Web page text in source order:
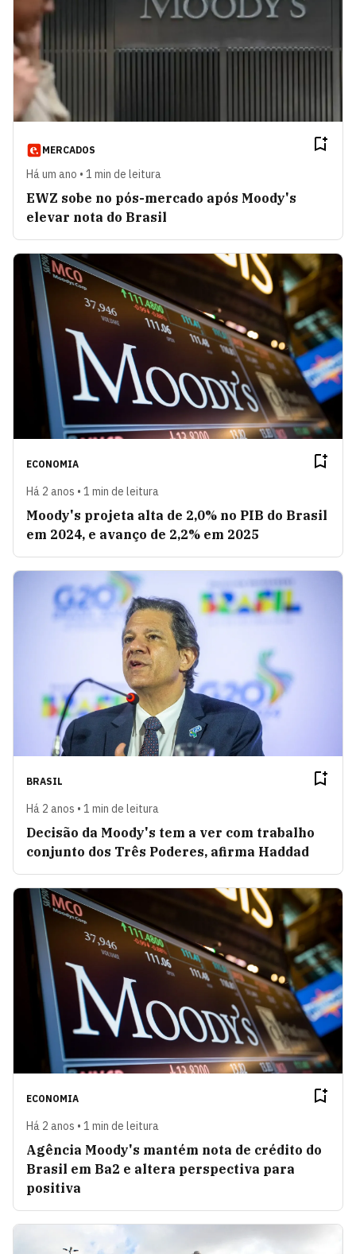
MERCADOS
Há um ano • 1 min de leitura
EWZ sobe no pós-mercado após Moody's
elevar nota do Brasil
ECONOMIA
Há 2 anos • 1 min de leitura
Moody's projeta alta de 2,0% no PIB do Brasil
em 2024, e avanço de 2,2% em 2025
BRASIL
Há 2 anos • 1 min de leitura
Decisão da Moody's tem a ver com trabalho
conjunto dos Três Poderes, afirma Haddad
ECONOMIA
Há 2 anos • 1 min de leitura
Agência Moody's mantém nota de crédito do
Brasil em Ba2 e altera perspectiva para
positiva